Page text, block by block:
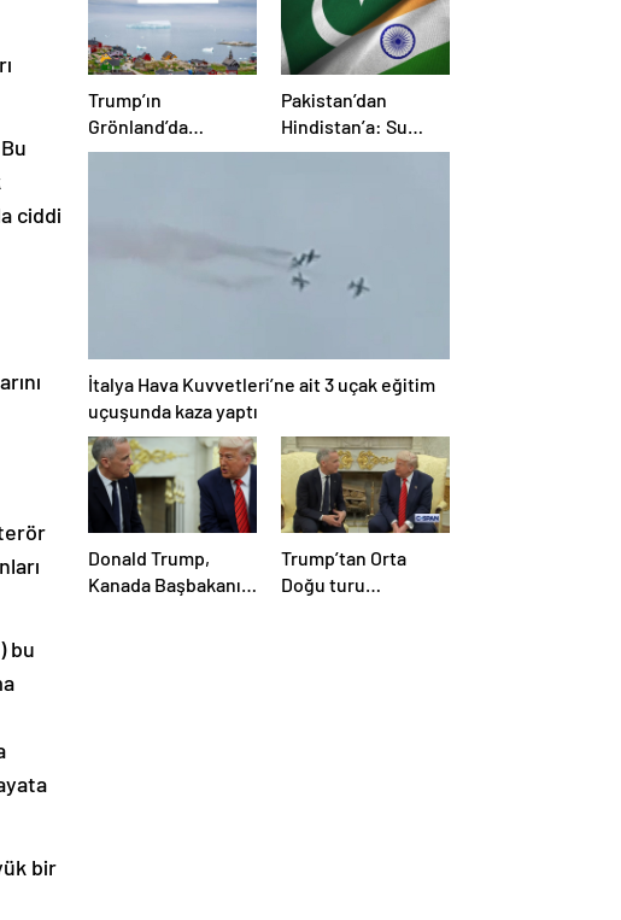
ciddi
bu
bir
Trump’ın
Grönland’da
‘casusluk’ planı kriz
Pakistan’dan
Hindistan’a: Su
bizim kırmızı
İtalya Hava Kuvvetleri’ne ait 3 uçak eğitim
uçuşunda kaza yaptı
Donald Trump,
Kanada Başbakanı
Trump’tan Orta
Doğu turu